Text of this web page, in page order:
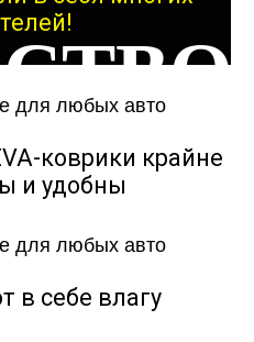
коврики крайне
и удобны
в себе влагу